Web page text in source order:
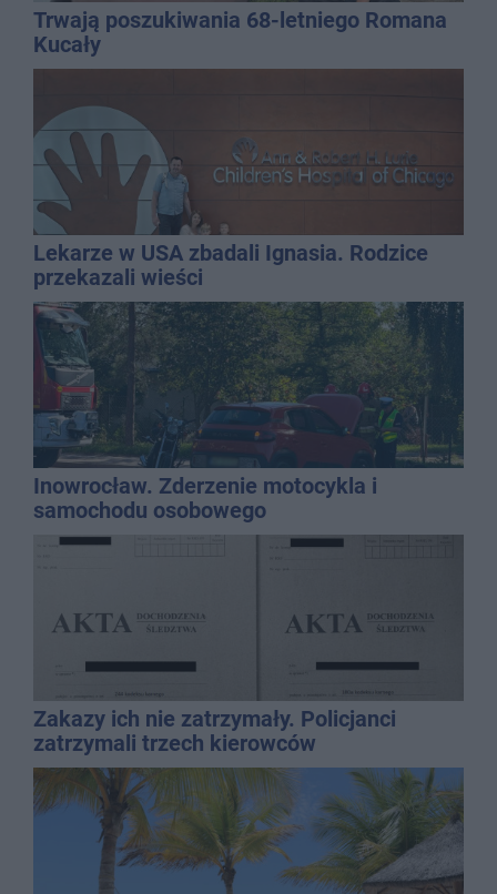
Trwają poszukiwania 68-letniego Romana
Kucały
Lekarze w USA zbadali Ignasia. Rodzice
przekazali wieści
Inowrocław. Zderzenie motocykla i
samochodu osobowego
Zakazy ich nie zatrzymały. Policjanci
zatrzymali trzech kierowców